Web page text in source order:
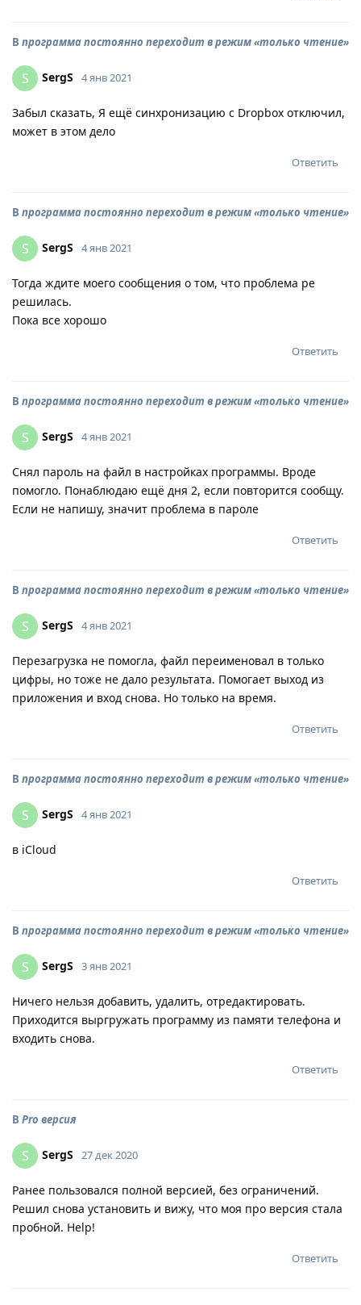
В программа постоянно переходит в режим «только чтение»
S SergS 4 янв 2021
Забыл сказать, Я ещё синхронизацию с Dropbox отключил,
может в этом дело
Ответить
В программа постоянно переходит в режим «только чтение»
S SergS 4 янв 2021
Тогда ждите моего сообщения о том, что проблема ре
решилась.
Пока все хорошо
Ответить
В программа постоянно переходит в режим «только чтение»
S SergS 4 янв 2021
Снял пароль на файл в настройках программы. Вроде
помогло. Понаблюдаю ещё дня 2, если повторится сообщу.
Если не напишу, значит проблема в пароле
Ответить
В программа постоянно переходит в режим «только чтение»
S SergS 4 янв 2021
Перезагрузка не помогла, файл переименовал в только
цифры, но тоже не дало результата. Помогает выход из
приложения и вход снова. Но только на время.
Ответить
В программа постоянно переходит в режим «только чтение»
S SergS 4 янв 2021
в iCloud
Ответить
В программа постоянно переходит в режим «только чтение»
S SergS 3 янв 2021
Ничего нельзя добавить, удалить, отредактировать.
Приходится выргружать программу из памяти телефона и
входить снова.
Ответить
В Pro версия
S SergS 27 дек 2020
Ранее пользовался полной версией, без ограничений.
Решил снова установить и вижу, что моя про версия стала
пробной. Help!
Ответить